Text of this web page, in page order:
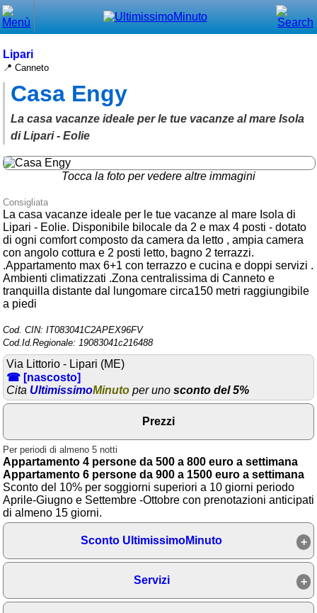
Lipari
📍 Canneto
Casa Engy
La casa vacanze ideale per le tue vacanze al mare Isola
di Lipari - Eolie
Tocca la foto per vedere altre immagini
Consigliata
La casa vacanze ideale per le tue vacanze al mare Isola di
Lipari - Eolie. Disponibile bilocale da 2 e max 4 posti - dotato
di ogni comfort composto da camera da letto , ampia camera
con angolo cottura e 2 posti letto, bagno 2 terrazzi.
.Appartamento max 6+1 con terrazzo e cucina e doppi servizi .
Ambienti climatizzati .Zona centralissima di Canneto e
tranquilla distante dal lungomare circa150 metri raggiungibile
a piedi
Cod. CIN: IT083041C2APEX96FV
Cod.Id.Regionale: 19083041c216488
Via Littorio - Lipari (ME)
☎ [nascosto]
Cita UltimissimoMinuto per uno sconto del 5%
Prezzi
Per periodi di almeno 5 notti
Appartamento 4 persone da 500 a 800 euro a settimana
Appartamento 6 persone da 900 a 1500 euro a settimana
Sconto del 10% per soggiorni superiori a 10 giorni periodo
Aprile-Giugno e Settembre -Ottobre con prenotazioni anticipati
di almeno 15 giorni.
Sconto UltimissimoMinuto
Servizi
Menù principale
⌂ Home
🕐 Last Minute
🕐 First Minute
🔍 Cerca
➕ Inserisci annuncio
Ottenere il CIN
Blog
Eventi e cose da vedere
Area riservata
Chi siamo
Blog
➕ Segnala evento
Area riservata
Chi siamo
Ambienti
Laghi